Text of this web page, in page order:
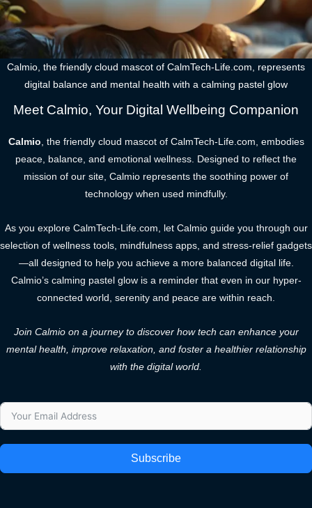
Calmio, the friendly cloud mascot of CalmTech-Life.com, represents
digital balance and mental health with a calming pastel glow
Meet Calmio, Your Digital Wellbeing Companion
Calmio , the friendly cloud mascot of CalmTech-Life.com, embodies
peace, balance, and emotional wellness. Designed to reflect the
mission of our site, Calmio represents the soothing power of
technology when used mindfully.
As you explore CalmTech-Life.com, let Calmio guide you through our
selection of wellness tools, mindfulness apps, and stress-relief gadgets
—all designed to help you achieve a more balanced digital life.
Calmio’s calming pastel glow is a reminder that even in our hyper-
connected world, serenity and peace are within reach.
Join Calmio on a journey to discover how tech can enhance your
mental health, improve relaxation, and foster a healthier relationship
with the digital world.
Subscribe